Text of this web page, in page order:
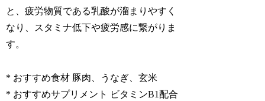
と、疲労物質である乳酸が溜まりやすく
なり、スタミナ低下や疲労感に繋がりま
す。
* おすすめ食材 豚肉、うなぎ、玄米
* おすすめサプリメント ビタミンB1配合